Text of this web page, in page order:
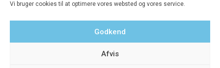
Vi bruger cookies til at optimere vores websted og vores service.
Godkend
Afvis
Tlf 8680 4477 · Fax 8680 4647 · Kontortid man-fre kl. 9-15